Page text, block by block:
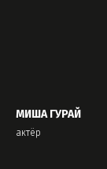
МИША ГУРАЙ
актёр